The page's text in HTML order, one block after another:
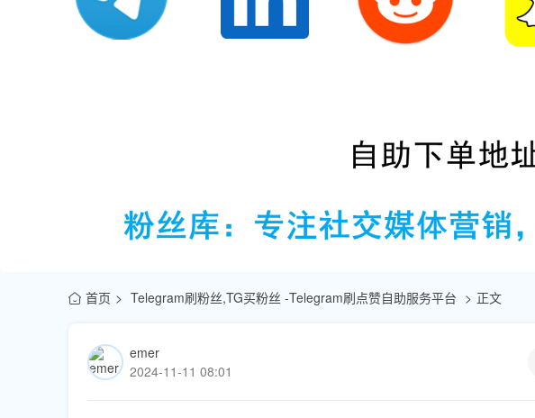
首页 Telegram刷粉丝,TG买粉丝 -Telegram刷点赞自助服务平台 正文
emer
2024-11-11 08:01